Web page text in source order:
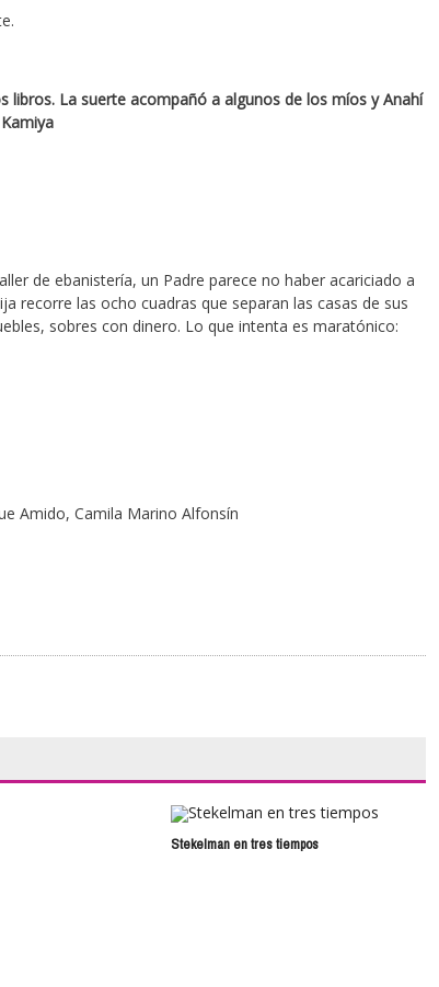
libros. La suerte acompañó a algunos de los míos y Anahí
de ebanistería, un Padre parece no haber acariciado a
recorre las ocho cuadras que separan las casas de sus
sobres con dinero. Lo que intenta es maratónico:
Amido, Camila Marino Alfonsín
Stekelman en tres tiempos